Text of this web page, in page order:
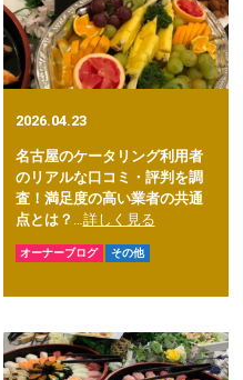
2026.04.23
名古屋のケータリング利用者
のリアルな口コミ・評判を調
査！満足度の高い業者の共通
点とは？
詳しく見る
オーナーブログ その他